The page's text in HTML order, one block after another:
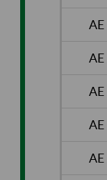
AE
AE
AE
AE
AE